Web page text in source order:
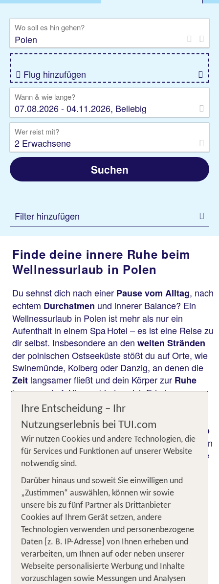
Kreuzfahrten
Rundreisen
Privattransfer
Zusatzleistungen
Wo soll es hin gehen?
Flug hinzufügen
Wann & wie lange?
07.08.2026 - 04.11.2026, Beliebig
Wer reist mit?
2 Erwachsene
Suchen
Filter hinzufügen
Finde deine innere Ruhe beim
Wellnessurlaub in Polen
Du sehnst dich nach einer Pause vom Alltag, nach
echtem Durchatmen und innerer Balance? Ein
Wellnessurlaub in Polen ist mehr als nur ein
Aufenthalt in einem Spa Hotel – es ist eine Reise zu
dir selbst. Insbesondere an den weiten Stränden
der polnischen Ostseeküste stößt du auf Orte, wie
Swinemünde, Kolberg oder Danzig, an denen die
Zeit langsamer fließt und dein Körper zur Ruhe
kommen darf. Hier verbinden sich Erholung,
Bewegung, gesunde Ernährung und
Klarheit
zu einem stimmigen Gesamterlebnis. Ob
du allein reist und ganz in deinemeigenen Tempo
lebst oder mit deinem Partner oder deiner Partnerin
einegemeinsame Auszeitsuchst – Polen hält die
passende Kulisse
elegante Zimmer und Suiten inschicken
Spa Hotels, wohltuende Partnermassagen,
idyllische Yogaplätze mit Blick auf die Ostsee und
gesunde Menüs, die Körper und Seele nähren.
Unsere TOP Wellnesshotels für 3
Nächte in Polen
Ihre Entscheidung – Ihr
Nutzungserlebnis bei TUI.com
Wir nutzen Cookies und andere Technologien, die
für Services und Funktionen auf unserer Website
notwendig sind.
Darüber hinaus und soweit Sie einwilligen und
„Zustimmen“ auswählen, können wir sowie
unsere bis zu fünf Partner als Drittanbieter
Cookies auf Ihrem Gerät setzen, andere
Technologien verwenden und personenbezogene
Daten [z. B. IP-Adresse] von Ihnen erheben und
verarbeiten, um Ihnen auf oder neben unserer
Webseite personalisierte Werbung und Inhalte
vorzuschlagen sowie Messungen und Analysen